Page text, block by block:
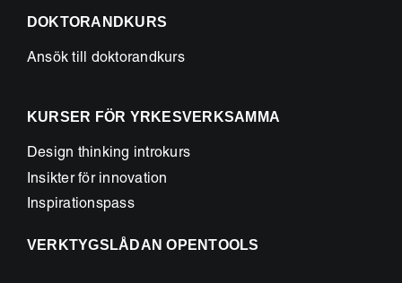
DOKTORANDKURS
Ansök till doktorandkurs
KURSER FÖR YRKESVERKSAMMA
Design thinking introkurs
Insikter för innovation
Inspirationspass
VERKTYGSLÅDAN OPENTOOLS